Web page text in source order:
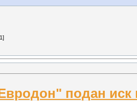
подан иск